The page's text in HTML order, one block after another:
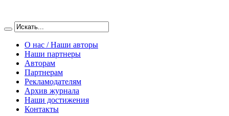
О нас / Наши авторы
Наши партнеры
Авторам
Партнерам
Рекламодателям
Архив журнала
Наши достижения
Контакты